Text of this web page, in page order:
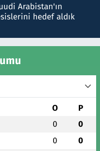
Arabistan'ın
hedef aldık
O P
0 0
0 0